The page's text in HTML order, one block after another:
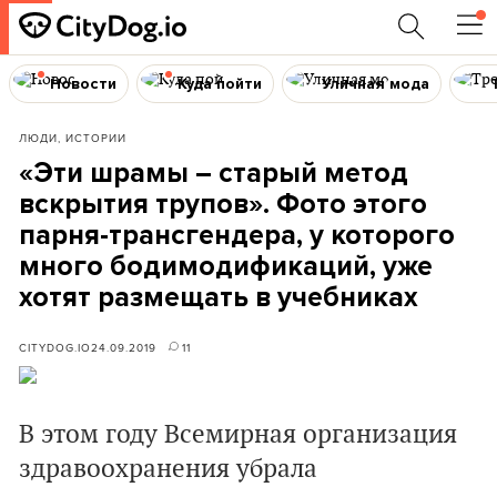
Новости Куда пойти Уличная мода
ЛЮДИ, ИСТОРИИ
«Эти шрамы – старый метод
вскрытия трупов». Фото этого
парня-трансгендера, у которого
много бодимодификаций, уже
хотят размещать в учебниках
CITYDOG.IO24.09.2019 11
В этом году Всемирная организация
здравоохранения убрала